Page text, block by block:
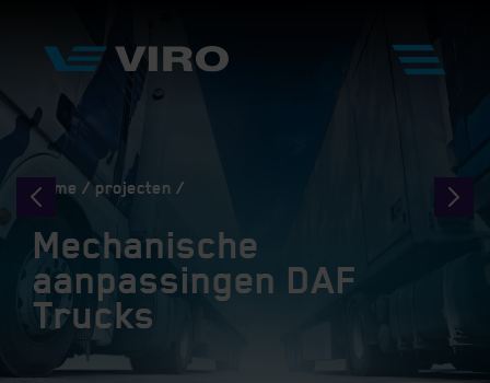
Home projecten
Mechanische
aanpassingen DAF
Trucks